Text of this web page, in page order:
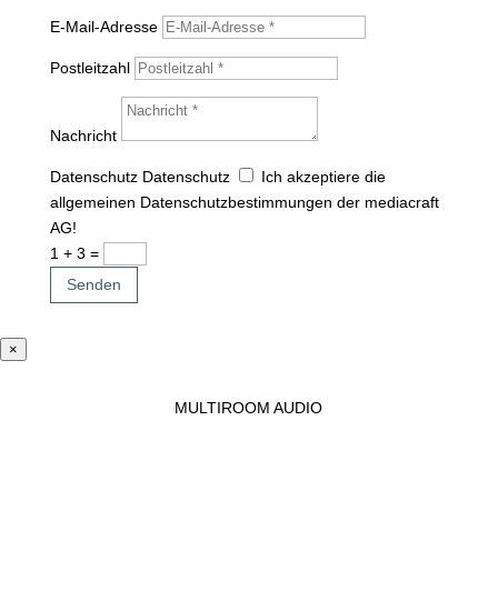
E-Mail-Adresse
Postleitzahl
Nachricht
Datenschutz Datenschutz
Ich akzeptiere die
allgemeinen Datenschutzbestimmungen der mediacraft
AG!
1 + 3 =
Senden
×
MULTIROOM AUDIO